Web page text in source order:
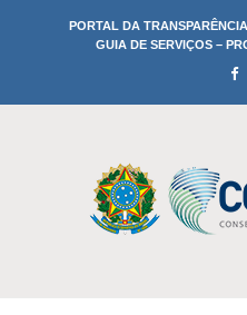
PORTAL DA
GUIA DE SERVIÇOS –